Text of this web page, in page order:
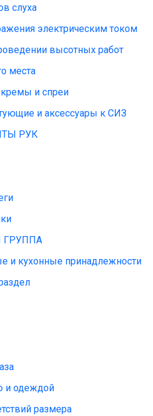
слуха
электрическим током
высотных работ
места
и спреи
и аксессуары к СИЗ
РУК
ГРУППА
и кухонные принадлежности
и одеждой
размера